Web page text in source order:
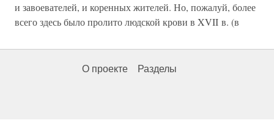
и завоевателей, и коренных жителей. Но, пожалуй, более
всего здесь было пролито людской крови в XVII в. (в
О проекте Разделы